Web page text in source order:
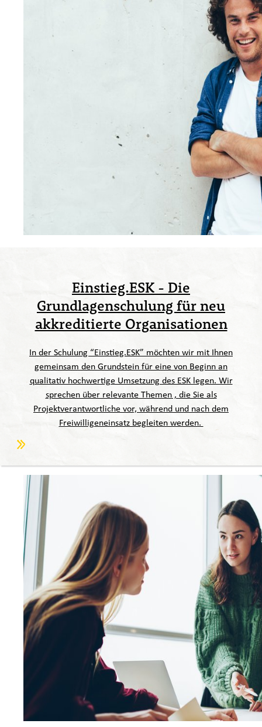
Einstieg.ESK - Die
Grundlagenschulung für neu
akkreditierte Organisationen
In der Schulung “Einstieg.ESK” möchten wir mit Ihnen
gemeinsam den Grundstein für eine von Beginn an
qualitativ hochwertige Umsetzung des ESK legen. Wir
sprechen über relevante Themen , die Sie als
Projektverantwortliche vor, während und nach dem
Freiwilligeneinsatz begleiten werden.